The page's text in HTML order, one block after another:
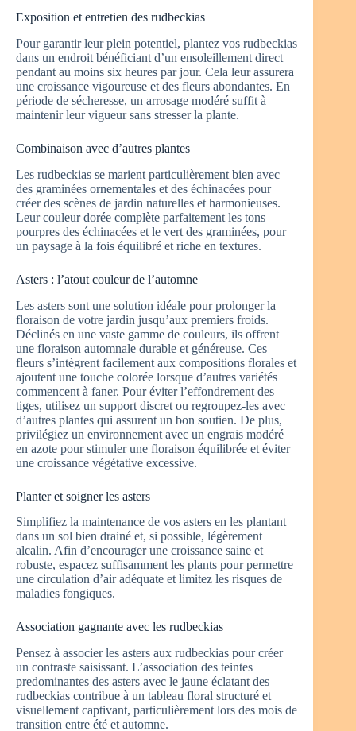
Exposition et entretien des rudbeckias
Pour garantir leur plein potentiel, plantez vos rudbeckias
dans un endroit bénéficiant d’un ensoleillement direct
pendant au moins six heures par jour. Cela leur assurera
une croissance vigoureuse et des fleurs abondantes. En
période de sécheresse, un arrosage modéré suffit à
maintenir leur vigueur sans stresser la plante.
Combinaison avec d’autres plantes
Les rudbeckias se marient particulièrement bien avec
des graminées ornementales et des échinacées pour
créer des scènes de jardin naturelles et harmonieuses.
Leur couleur dorée complète parfaitement les tons
pourpres des échinacées et le vert des graminées, pour
un paysage à la fois équilibré et riche en textures.
Asters : l’atout couleur de l’automne
Les asters sont une solution idéale pour prolonger la
floraison de votre jardin jusqu’aux premiers froids.
Déclinés en une vaste gamme de couleurs, ils offrent
une floraison automnale durable et généreuse. Ces
fleurs s’intègrent facilement aux compositions florales et
ajoutent une touche colorée lorsque d’autres variétés
commencent à faner. Pour éviter l’effondrement des
tiges, utilisez un support discret ou regroupez-les avec
d’autres plantes qui assurent un bon soutien. De plus,
privilégiez un environnement avec un engrais modéré
en azote pour stimuler une floraison équilibrée et éviter
une croissance végétative excessive.
Planter et soigner les asters
Simplifiez la maintenance de vos asters en les plantant
dans un sol bien drainé et, si possible, légèrement
alcalin. Afin d’encourager une croissance saine et
robuste, espacez suffisamment les plants pour permettre
une circulation d’air adéquate et limitez les risques de
maladies fongiques.
Association gagnante avec les rudbeckias
Pensez à associer les asters aux rudbeckias pour créer
un contraste saisissant. L’association des teintes
predominantes des asters avec le jaune éclatant des
rudbeckias contribue à un tableau floral structuré et
visuellement captivant, particulièrement lors des mois de
transition entre été et automne.